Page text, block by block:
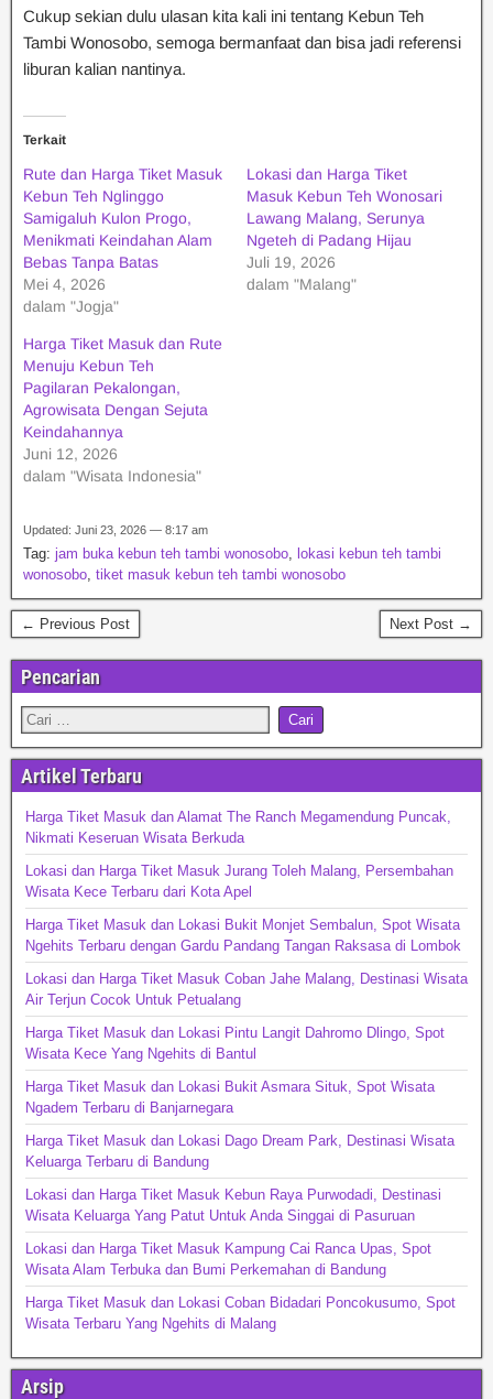
Cukup sekian dulu ulasan kita kali ini tentang Kebun Teh
Tambi Wonosobo, semoga bermanfaat dan bisa jadi referensi
liburan kalian nantinya.
Terkait
Rute dan Harga Tiket Masuk
Kebun Teh Nglinggo
Samigaluh Kulon Progo,
Menikmati Keindahan Alam
Bebas Tanpa Batas
Mei 4, 2026
dalam "Jogja"
Lokasi dan Harga Tiket
Masuk Kebun Teh Wonosari
Lawang Malang, Serunya
Ngeteh di Padang Hijau
Juli 19, 2026
dalam "Malang"
Harga Tiket Masuk dan Rute
Menuju Kebun Teh
Pagilaran Pekalongan,
Agrowisata Dengan Sejuta
Keindahannya
Juni 12, 2026
dalam "Wisata Indonesia"
Updated: Juni 23, 2026 — 8:17 am
Tag: jam buka kebun teh tambi wonosobo, lokasi kebun teh tambi
wonosobo, tiket masuk kebun teh tambi wonosobo
← Previous Post Next Post →
Pencarian
Artikel Terbaru
Harga Tiket Masuk dan Alamat The Ranch Megamendung Puncak,
Nikmati Keseruan Wisata Berkuda
Lokasi dan Harga Tiket Masuk Jurang Toleh Malang, Persembahan
Wisata Kece Terbaru dari Kota Apel
Harga Tiket Masuk dan Lokasi Bukit Monjet Sembalun, Spot Wisata
Ngehits Terbaru dengan Gardu Pandang Tangan Raksasa di Lombok
Lokasi dan Harga Tiket Masuk Coban Jahe Malang, Destinasi Wisata
Air Terjun Cocok Untuk Petualang
Harga Tiket Masuk dan Lokasi Pintu Langit Dahromo Dlingo, Spot
Wisata Kece Yang Ngehits di Bantul
Harga Tiket Masuk dan Lokasi Bukit Asmara Situk, Spot Wisata
Ngadem Terbaru di Banjarnegara
Harga Tiket Masuk dan Lokasi Dago Dream Park, Destinasi Wisata
Keluarga Terbaru di Bandung
Lokasi dan Harga Tiket Masuk Kebun Raya Purwodadi, Destinasi
Wisata Keluarga Yang Patut Untuk Anda Singgai di Pasuruan
Lokasi dan Harga Tiket Masuk Kampung Cai Ranca Upas, Spot
Wisata Alam Terbuka dan Bumi Perkemahan di Bandung
Harga Tiket Masuk dan Lokasi Coban Bidadari Poncokusumo, Spot
Wisata Terbaru Yang Ngehits di Malang
Arsip